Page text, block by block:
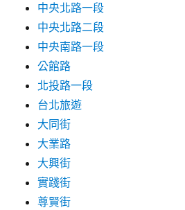
限
定
周
5
大
亮
全
攻
略！〉
中央北路一段
中央北路二段
中央南路一段
公館路
北投路一段
台北旅遊
大同街
大業路
大興街
實踐街
尊賢街